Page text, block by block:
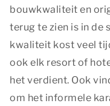
bouwkwaliteit en
terug te zien is in de
kwaliteit kost veel
ook elk resort of
het verdient. Ook
om het informele